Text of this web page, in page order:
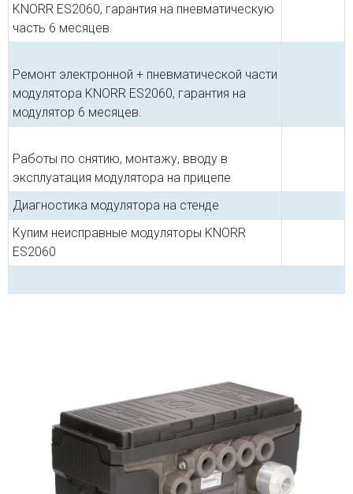
KNORR ES2060, гарантия на пневматическую
часть 6 месяцев.
Ремонт электронной + пневматической части
модулятора KNORR ES2060, гарантия на
модулятор 6 месяцев.
Работы по снятию, монтажу, вводу в
эксплуатация модулятора на прицепе
Диагностика модулятора на стенде
Купим неисправные модуляторы KNORR
ES2060